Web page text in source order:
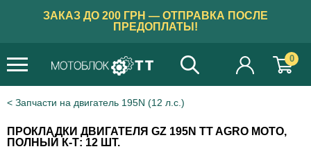
ЗАКАЗ ДО 200 ГРН — ОТПРАВКА ПОСЛЕ
ПРЕДОПЛАТЫ!
0
Запчасти на двигатель 195N (12 л.с.)
ПРОКЛАДКИ ДВИГАТЕЛЯ GZ 195N TT AGRO MOTO,
ПОЛНЫЙ К-Т: 12 ШТ.